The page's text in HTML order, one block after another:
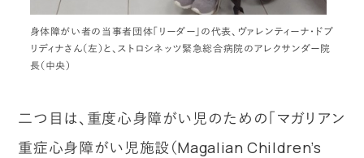
身体障がい者の当事者団体「リーダー」の代表、ヴァレンティーナ・ドブ
リディナさん（左）と、ストロシネッツ緊急総合病院のアレクサンダー院
長（中央）
二つ目は、重度心身障がい児のための「マガリアン
重症心身障がい児施設（Magalian Children’s